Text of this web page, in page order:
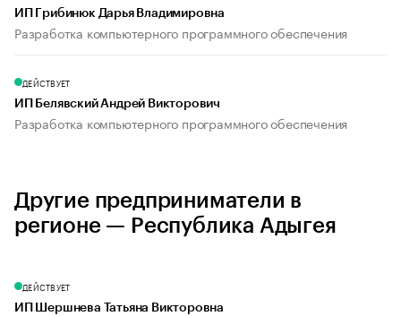
ИП Грибинюк Дарья Владимировна
Разработка компьютерного программного обеспечения
ДЕЙСТВУЕТ
ИП Белявский Андрей Викторович
Разработка компьютерного программного обеспечения
Другие предприниматели в
регионе — Республика Адыгея
ДЕЙСТВУЕТ
ИП Шершнева Татьяна Викторовна